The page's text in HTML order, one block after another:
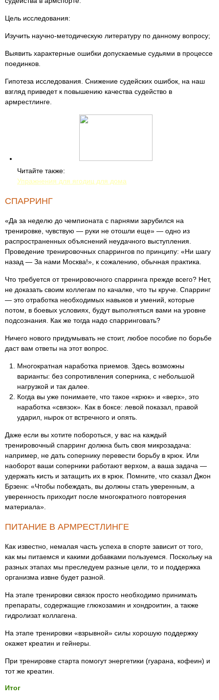
Цель исследования:
Изучить научно-методическую литературу по данному вопросу;
Выявить характерные ошибки допускаемые судьями в процессе
поединков.
Гипотеза исследования. Снижение судейских ошибок, на наш
взгляд приведет к повышению качества судейство в
армрестлинге.
Читайте также:
Упражнения для ягодиц для дома
СПАРРИНГ
«Да за неделю до чемпионата с парнями зарубился на
тренировке, чувствую — руки не отошли еще» — одно из
распространенных объяснений неудачного выступления.
Проведение тренировочных спаррингов по принципу: «Ни шагу
назад — За нами Москва!», к сожалению, обычная практика.
Что требуется от тренировочного спарринга прежде всего? Нет,
не доказать своим коллегам по качалке, что ты круче. Спарринг
— это отработка необходимых навыков и умений, которые
потом, в боевых условиях, будут выполняться вами на уровне
подсознания. Как же тогда надо спарринговать?
Ничего нового придумывать не стоит, любое пособие по борьбе
даст вам ответы на этот вопрос.
Многократная наработка приемов. Здесь возможны
варианты: без сопротивления соперника, с небольшой
нагрузкой и так далее.
Когда вы уже понимаете, что такое «крюк» и «верх», это
наработка «связок». Как в боксе: левой показал, правой
ударил, нырок от встречного и опять.
Даже если вы хотите побороться, у вас на каждый
тренировочный спарринг должна быть своя микрозадача:
например, не дать сопернику перевести борьбу в крюк. Или
наоборот ваши соперники работают верхом, а ваша задача —
удержать кисть и затащить их в крюк. Помните, что сказал Джон
Брзенк: «Чтобы побеждать, вы должны стать уверенным, а
уверенность приходит после многократного повторения
материала».
ПИТАНИЕ В АРМРЕСТЛИНГЕ
Как известно, немалая часть успеха в спорте зависит от того,
как мы питаемся и какими добавками пользуемся. Поскольку на
разных этапах мы преследуем разные цели, то и поддержка
организма извне будет разной.
На этапе тренировки связок просто необходимо принимать
препараты, содержащие глюкозамин и хондроитин, а также
гидролизат коллагена.
На этапе тренировки «взрывной» силы хорошую поддержку
окажет креатин и гейнеры.
При тренировке старта помогут энергетики (гуарана, кофеин) и
тот же креатин.
Итог